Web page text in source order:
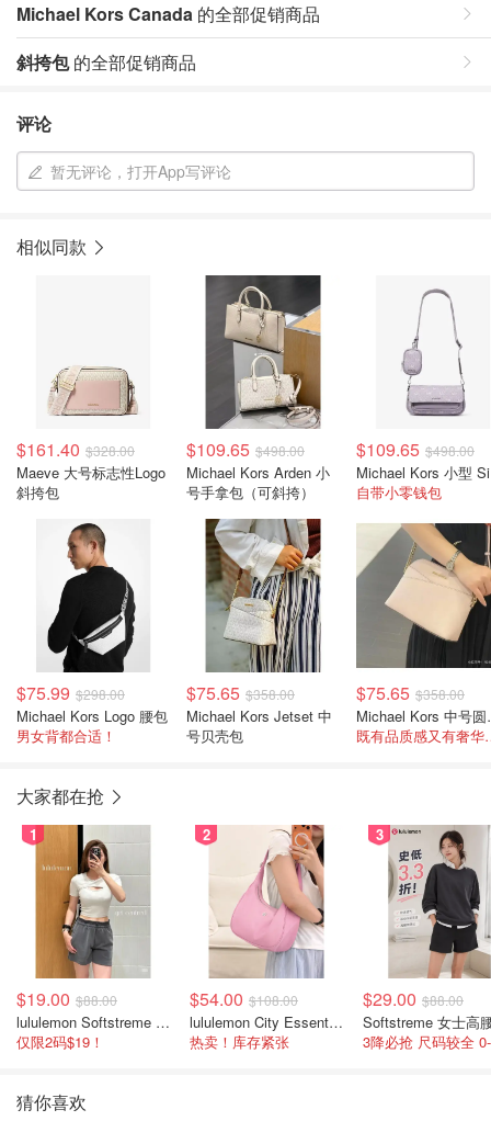
Michael Kors Canada 的全部促销商品
斜挎包的全部促销商品
评论
暂无评论，打开App写评论
相似同款
$161.40 $328.00
Maeve 大号标志性Logo
斜挎包
$109.65 $498.00
Michael Kors Arden 小
号手拿包（可斜挎）
$109.65 $498.00
自带小零钱包
$75.99 $298.00
Michael Kors Logo 腰包
男女背都合适！
$75.65 $358.00
Michael Kors Jetset 中
号贝壳包
$75.65 $358.00
既有品
大家都在抢
1
$19.00 $88.00
lululemon Softstreme 女士高腰短裤 10cm
仅限2码$19！
2
$54.00 $108.00
lululemon City Essentials 肩背包 4L
热卖！库存紧张
3
$29.00 $88.00
猜你喜欢